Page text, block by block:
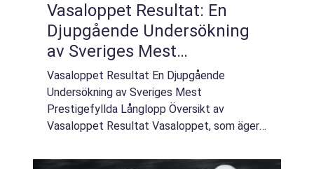
Vasaloppet Resultat: En
Djupgående Undersökning
av Sveriges Mest
Prestigefyllda Långlopp
Vasaloppet Resultat En Djupgående
Undersökning av Sveriges Mest
Prestigefyllda Långlopp Översikt av
Vasaloppet Resultat Vasaloppet, som äger
älskade och anrika idrottsevenemang.